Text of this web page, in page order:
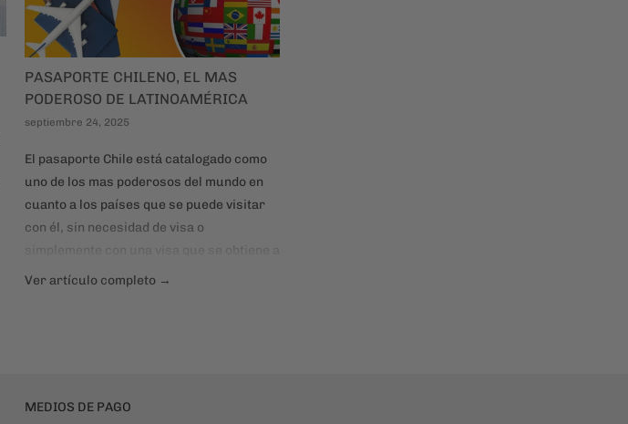
PASAPORTE CHILENO, EL MAS
PODEROSO DE LATINOAMÉRICA
septiembre 24, 2025
El pasaporte Chile está catalogado como
uno de los mas poderosos del mundo en
cuanto a los países que se puede visitar
con él, sin necesidad de visa o
la llegada al país de destino. Hay 175
Ver artículo completo →
MEDIOS DE PAGO